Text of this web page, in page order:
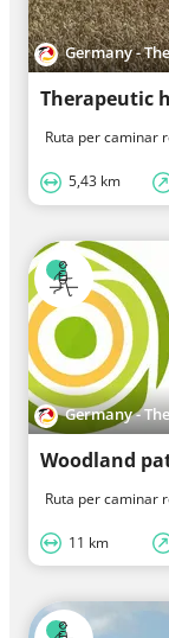
Germany -
Therapeutic
Ruta per caminar
5,43 km
Germany -
Woodland
Ruta per caminar
11 km